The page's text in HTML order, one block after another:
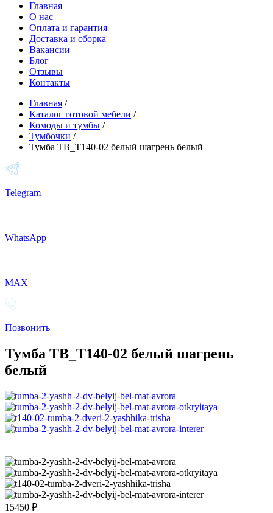
Главная
О нас
Оплата и гарантия
Доставка и сборка
Вакансии
Блог
Отзывы
Контакты
Главная /
Каталог готовой мебели /
Комоды и тумбы /
Тумбочки /
Тумба ТВ_Т140-02 белый шагрень белый
Telegram
WhatsApp
MAX
Позвонить
Тумба ТВ_Т140-02 белый шагрень
белый
15450 ₽